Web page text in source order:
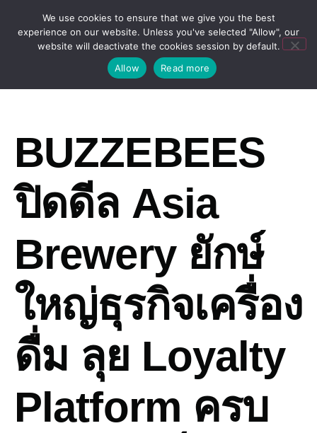
BUZZEBEES
ปิดดีล Asia
Brewery ยักษ์
ใหญ่ธุรกิจเครื่อง
ดื่ม ลุย Loyalty
Platform ครบ
We use cookies to ensure that we give you the best
experience on our website. Unless you've selected "Allow", our
website will deactivate the cookies session by default.
Allow
Read more